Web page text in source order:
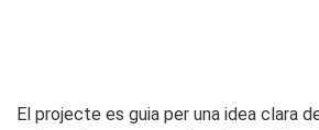
El projecte es guia per una idea clara